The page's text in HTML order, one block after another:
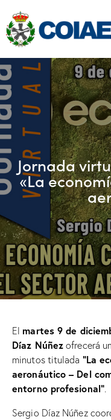
Jornada
«La
El martes 9 de
Díaz Núñez ofrecerá
minutos titulada “La
aeronáutico – Del
entorno profesional”.
Sergio Díaz Núñez